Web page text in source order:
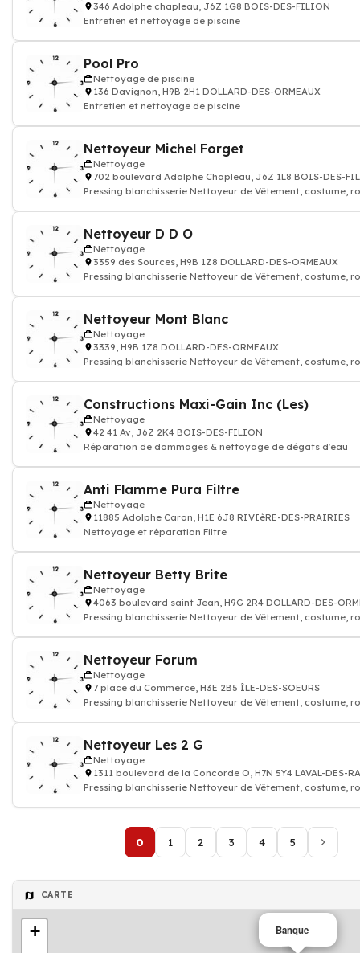
346 Adolphe chapleau, J6Z 1G8 BOIS-DES-FILION
Entretien et nettoyage de piscine
Pool Pro
Nettoyage de piscine
136 Davignon, H9B 2H1 DOLLARD-DES-ORMEAUX
Entretien et nettoyage de piscine
Nettoyeur Michel Forget
Nettoyage
702 boulevard Adolphe Chapleau, J6Z 1L8 BOIS-DES-
Pressing blanchisserie Nettoyeur de Vêtement, costume,
Nettoyeur D D O
Nettoyage
3359 des Sources, H9B 1Z8 DOLLARD-DES-ORMEAUX
Pressing blanchisserie Nettoyeur de Vêtement, costume,
Nettoyeur Mont Blanc
Nettoyage
3339, H9B 1Z8 DOLLARD-DES-ORMEAUX
Pressing blanchisserie Nettoyeur de Vêtement, costume,
Constructions Maxi-Gain Inc (Les)
Nettoyage
42 41 Av, J6Z 2K4 BOIS-DES-FILION
Réparation de dommages & nettoyage de dégâts d'eau
Anti Flamme Pura Filtre
Nettoyage
11885 Adolphe Caron, H1E 6J8 RIVIèRE-DES-PRAIRIES
Nettoyage et réparation Filtre
Nettoyeur Betty Brite
Nettoyage
4063 boulevard saint Jean, H9G 2R4 DOLLARD-DES-
Pressing blanchisserie Nettoyeur de Vêtement, costume,
Nettoyeur Forum
Nettoyage
7 place du Commerce, H3E 2B5 ÎLE-DES-SOEURS
Pressing blanchisserie Nettoyeur de Vêtement, costume,
Nettoyeur Les 2 G
Nettoyage
1311 boulevard de la Concorde O, H7N 5Y4 LAVAL-DES-
Pressing blanchisserie Nettoyeur de Vêtement, costume,
0 1 2 3 4 5
CARTE
Banque
+